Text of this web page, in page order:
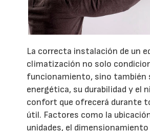
La correcta instalación de un
climatización no solo
funcionamiento, sino también
energética, su durabilidad y el
confort que ofrecerá durante
útil. Factores como la
unidades, el